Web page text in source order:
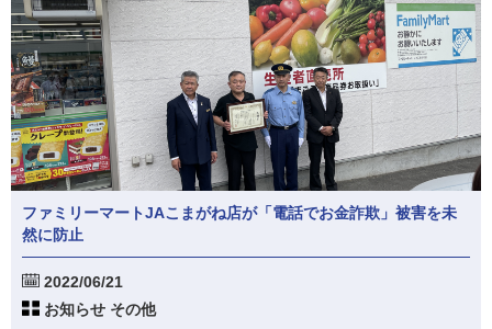
ファミリーマートJAこまがね店が「電話でお金詐欺」被害を未
然に防止
2022/06/21
お知らせ その他